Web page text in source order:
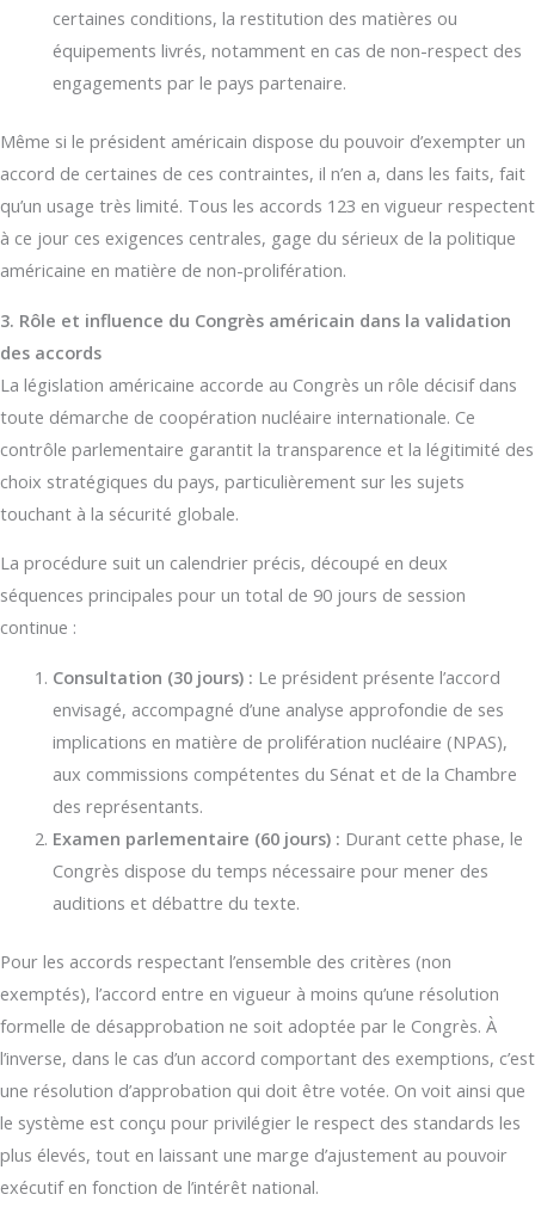
certaines conditions, la restitution des matières ou
équipements livrés, notamment en cas de non-respect des
engagements par le pays partenaire.
Même si le président américain dispose du pouvoir d’exempter un
accord de certaines de ces contraintes, il n’en a, dans les faits, fait
qu’un usage très limité. Tous les accords 123 en vigueur respectent
à ce jour ces exigences centrales, gage du sérieux de la politique
américaine en matière de non-prolifération.
3. Rôle et influence du Congrès américain dans la validation
des accords
La législation américaine accorde au Congrès un rôle décisif dans
toute démarche de coopération nucléaire internationale. Ce
contrôle parlementaire garantit la transparence et la légitimité des
choix stratégiques du pays, particulièrement sur les sujets
touchant à la sécurité globale.
La procédure suit un calendrier précis, découpé en deux
séquences principales pour un total de 90 jours de session
continue :
Consultation (30 jours) : Le président présente l’accord
envisagé, accompagné d’une analyse approfondie de ses
implications en matière de prolifération nucléaire (NPAS),
aux commissions compétentes du Sénat et de la Chambre
des représentants.
Examen parlementaire (60 jours) : Durant cette phase, le
Congrès dispose du temps nécessaire pour mener des
auditions et débattre du texte.
Pour les accords respectant l’ensemble des critères (non
exemptés), l’accord entre en vigueur à moins qu’une résolution
formelle de désapprobation ne soit adoptée par le Congrès. À
l’inverse, dans le cas d’un accord comportant des exemptions, c’est
une résolution d’approbation qui doit être votée. On voit ainsi que
le système est conçu pour privilégier le respect des standards les
plus élevés, tout en laissant une marge d’ajustement au pouvoir
exécutif en fonction de l’intérêt national.